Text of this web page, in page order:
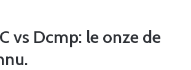
vs Dcmp: le onze de